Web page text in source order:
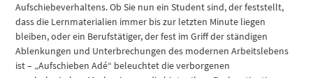
Aufschiebeverhaltens. Ob Sie nun ein Student sind, der feststellt,
dass die Lernmaterialien immer bis zur letzten Minute liegen
bleiben, oder ein Berufstätiger, der fest im Griff der ständigen
Ablenkungen und Unterbrechungen des modernen Arbeitslebens
ist – „Aufschieben Adé“ beleuchtet die verborgenen